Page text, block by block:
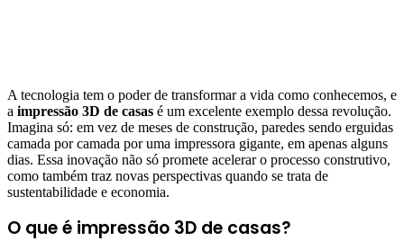
A tecnologia tem o poder de transformar a vida como conhecemos, e
a impressão 3D de casas é um excelente exemplo dessa revolução.
Imagina só: em vez de meses de construção, paredes sendo erguidas
camada por camada por uma impressora gigante, em apenas alguns
dias. Essa inovação não só promete acelerar o processo construtivo,
como também traz novas perspectivas quando se trata de
sustentabilidade e economia.
O que é impressão 3D de casas?